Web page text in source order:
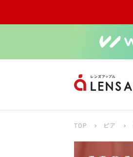
TOP ピア